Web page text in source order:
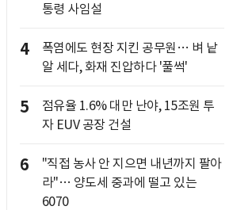
통령 사임설
4
폭염에도 현장 지킨 공무원… 벼 낱
알 세다, 화재 진압하다 '풀썩'
5
점유율 1.6% 대만 난야, 15조원 투
자 EUV 공장 건설
6
"직접 농사 안 지으면 내년까지 팔아
라"… 양도세 중과에 떨고 있는
6070